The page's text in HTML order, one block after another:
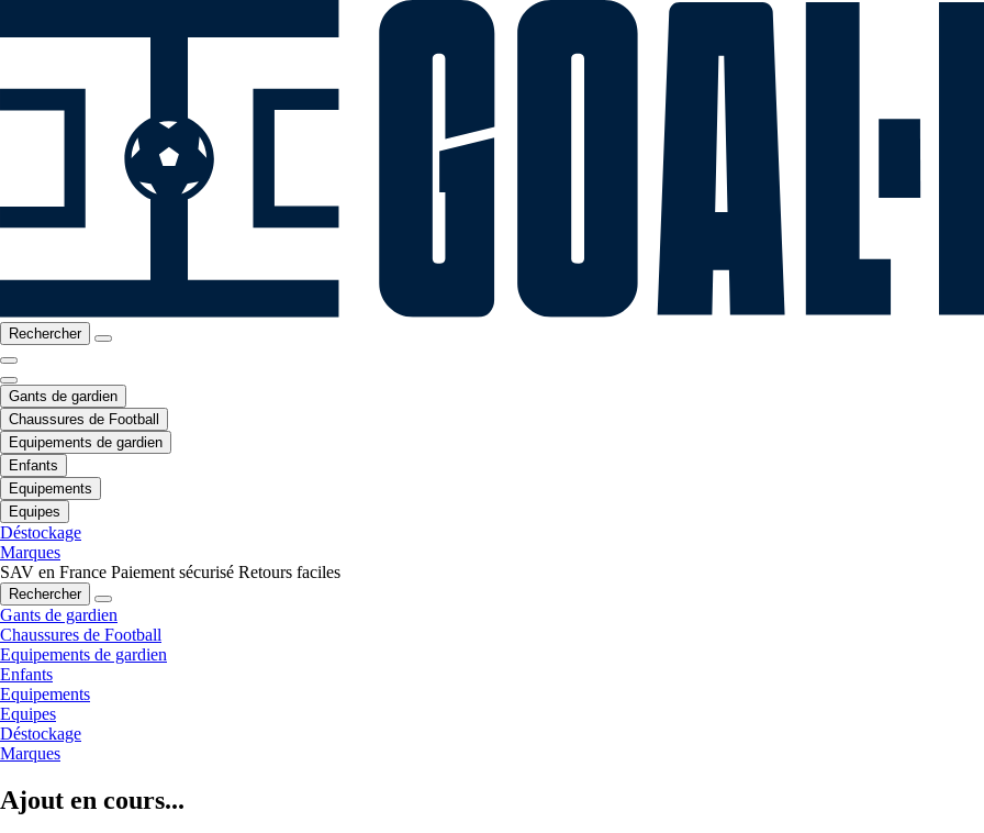
Rechercher
Gants de gardien
Chaussures de Football
Equipements de gardien
Enfants
Equipements
Equipes
Déstockage
Marques
SAV en France Paiement sécurisé Retours faciles
Rechercher
Gants de gardien
Chaussures de Football
Equipements de gardien
Enfants
Equipements
Equipes
Déstockage
Marques
Ajout en cours...